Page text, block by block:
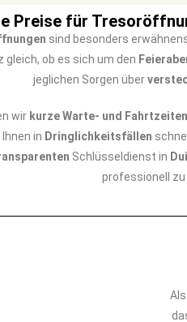
Preise für
sind besonders
gleich, ob es sich um den
jeglichen Sorgen über
wir kurze Warte- und Fahrtzeiten
in Dringlichkeitsfällen
Schlüsseldienst in
professionell zu